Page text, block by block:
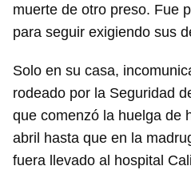
muerte de otro preso. Fue
para seguir exigiendo sus
Solo en su casa,
rodeado por la Seguridad
que comenzó la huelga de
abril hasta que en la
fuera llevado al hospital